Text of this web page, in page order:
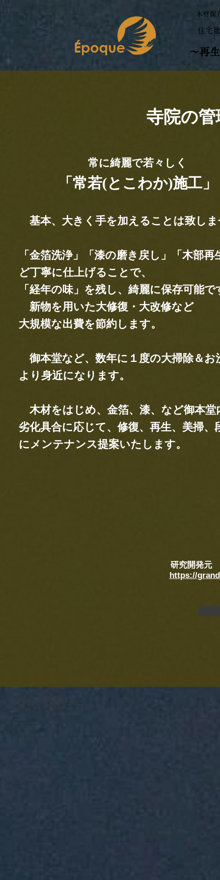
木材保
住宅
～再
寺院の
常に綺麗で若々しく
「常若(とこわか)施工」
基本、大きく手を加えることは致し
「金箔洗浄」「漆の磨き戻し」「木部再
ど丁寧に仕上げることで、
「経年の味」を残し、 綺麗に保存可能で
新物を用いた大修復・大改修など
大規模な出費を節約します。
御本堂など、数年に１度の大掃除＆お
より身近になります。
木材をはじめ、金箔、漆、など御本堂
劣化具合に応じて、 修復、再生、美掃​、
にメンテナンス提案いたします。
研究開発元
https://
© 2018 EPOQUE.INC